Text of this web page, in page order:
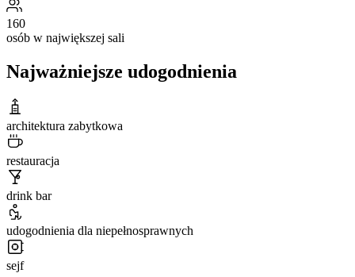
160
osób w największej sali
Najważniejsze udogodnienia
architektura zabytkowa
restauracja
drink bar
udogodnienia dla niepełnosprawnych
sejf